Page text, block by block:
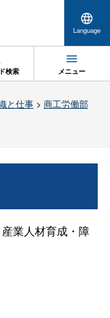
Language
検索 メニュー
と仕事> 商工労働部
業人材育成・障